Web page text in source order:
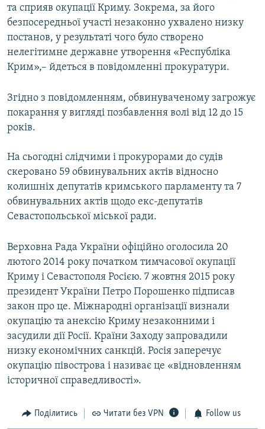
та сприяв окупації Криму. Зокрема, за його
безпосередньої участі незаконно ухвалено низку
постанов, у результаті чого було створено
нелегітимне державне утворення «Республіка
Крим»,– йдеться в повідомленні прокуратури.
Згідно з повідомленням, обвинуваченому загрожує
покарання у вигляді позбавлення волі від 12 до 15
років.
На сьогодні слідчими і прокурорами до судів
скеровано 59 обвинувальних актів відносно
колишніх депутатів кримського парламенту та 7
обвинувальних актів щодо екс-депутатів
Севастопольської міської ради.
Верховна Рада України офіційно оголосила 20
лютого 2014 року початком тимчасової окупації
Криму і Севастополя Росією. 7 жовтня 2015 року
президент України Петро Порошенко підписав
закон про це. Міжнародні організації визнали
окупацію та анексію Криму незаконними і
засудили дії Росії. Країни Заходу запровадили
низку економічних санкцій. Росія заперечує
окупацію півострова і називає це «відновленням
історичної справедливості».
Поділитись Читати без VPN Follow us